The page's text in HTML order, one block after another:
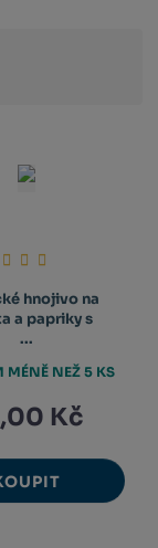
hnojivo na
a papriky s
...
Kč
MÉNĚ NEŽ 5 KS